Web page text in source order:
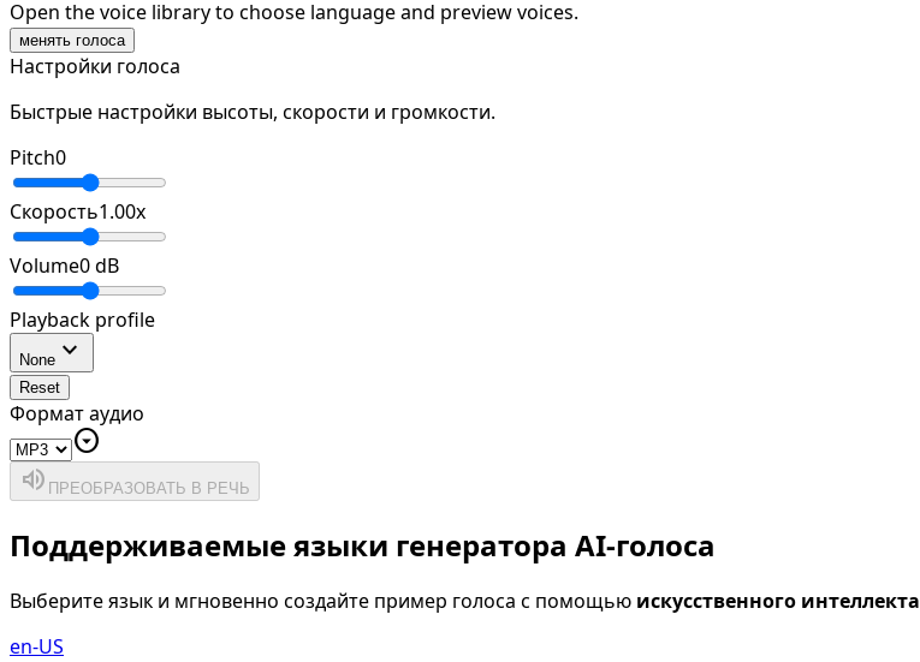
Open the voice library to choose language and preview voices.
менять голоса
Настройки голоса
Быстрые настройки высоты, скорости и громкости.
Pitch0
Скорость1.00x
Volume0dB
Playback profile
None expand_more
Reset
Формат аудио
arrow_drop_down_circle
volume_up ПРЕОБРАЗОВАТЬ В РЕЧЬ
Поддерживаемые языки генератора AI-голоса
Выберите язык и мгновенно создайте пример голоса с помощью искусственного интеллекта
en-US